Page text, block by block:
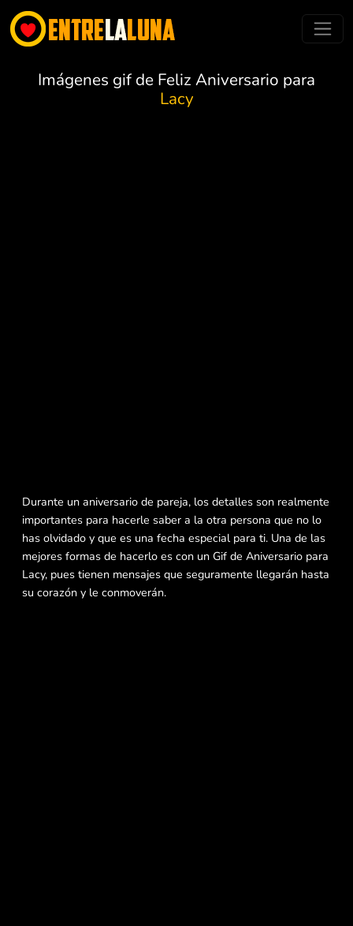
Imágenes gif de Feliz Aniversario para
Lacy
Durante un aniversario de pareja, los detalles son realmente
importantes para hacerle saber a la otra persona que no lo
has olvidado y que es una fecha especial para ti. Una de las
mejores formas de hacerlo es con un Gif de Aniversario para
Lacy, pues tienen mensajes que seguramente llegarán hasta
su corazón y le conmoverán.